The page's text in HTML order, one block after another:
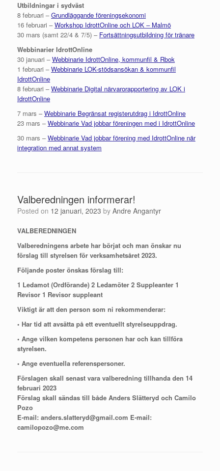
Utbildningar i sydväst
8 februari –Grundläggande föreningsekonomi
16 februari –Workshop IdrottOnline och LOK – Malmö
30 mars (samt 22/4 & 7/5) – Fortsättningsutbildning för tränare
Webbinarier IdrottOnline
30 januari –Webbinarie IdrottOnline, kommunfil & Rbok
1 februari –Webbinarie LOK-stödsansökan & kommunfil
IdrottOnline
8 februari –Webbinarie Digital närvarorapportering av LOK i
IdrottOnline
7 mars –Webbinarie Begränsat registerutdrag i IdrottOnline
23 mars –Webbinarie Vad jobbar föreningen med i IdrottOnline
30 mars –Webbinarie Vad jobbar förening med IdrottOnline när
integration med annat system
Valberedningen informerar!
Posted on 12 januari, 2023 by Andre Angantyr
VALBEREDNINGEN
Valberedningens arbete har börjat och man önskar nu
förslag till styrelsen för verksamhetsåret 2023.
Följande poster önskas förslag till:
1 Ledamot (Ordförande) 2 Ledamöter 2 Suppleanter 1
Revisor 1 Revisor suppleant
Viktigt är att den person som ni rekommenderar:
• Har tid att avsätta på ett eventuellt styrelseuppdrag.
• Ange vilken kompetens personen har och kan tillföra
styrelsen.
• Ange eventuella referenspersoner.
Förslagen skall senast vara valberedning tillhanda den 14
februari 2023
Förslag skall sändas till både Anders Slätteryd och Camilo
Pozo
E-mail: anders.slatteryd@gmail.com E-mail:
camilopozo@me.com